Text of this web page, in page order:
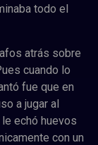
todo el
atrás sobre
cuando lo
fue que en
a jugar al
echó huevos
con un